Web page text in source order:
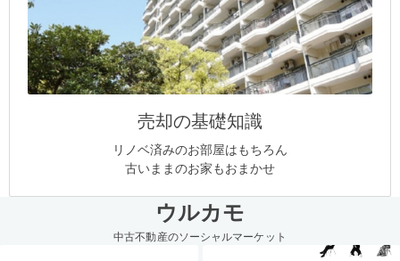
売却の基礎知識
リノベ済みのお部屋はもちろん
古いままのお家もおまかせ
ウルカモ
中古不動産のソーシャルマーケット